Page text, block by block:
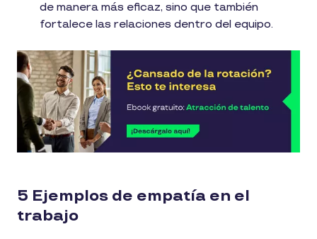
de manera más eficaz, sino que también
fortalece las relaciones dentro del equipo.
5 Ejemplos de empatía en el
trabajo